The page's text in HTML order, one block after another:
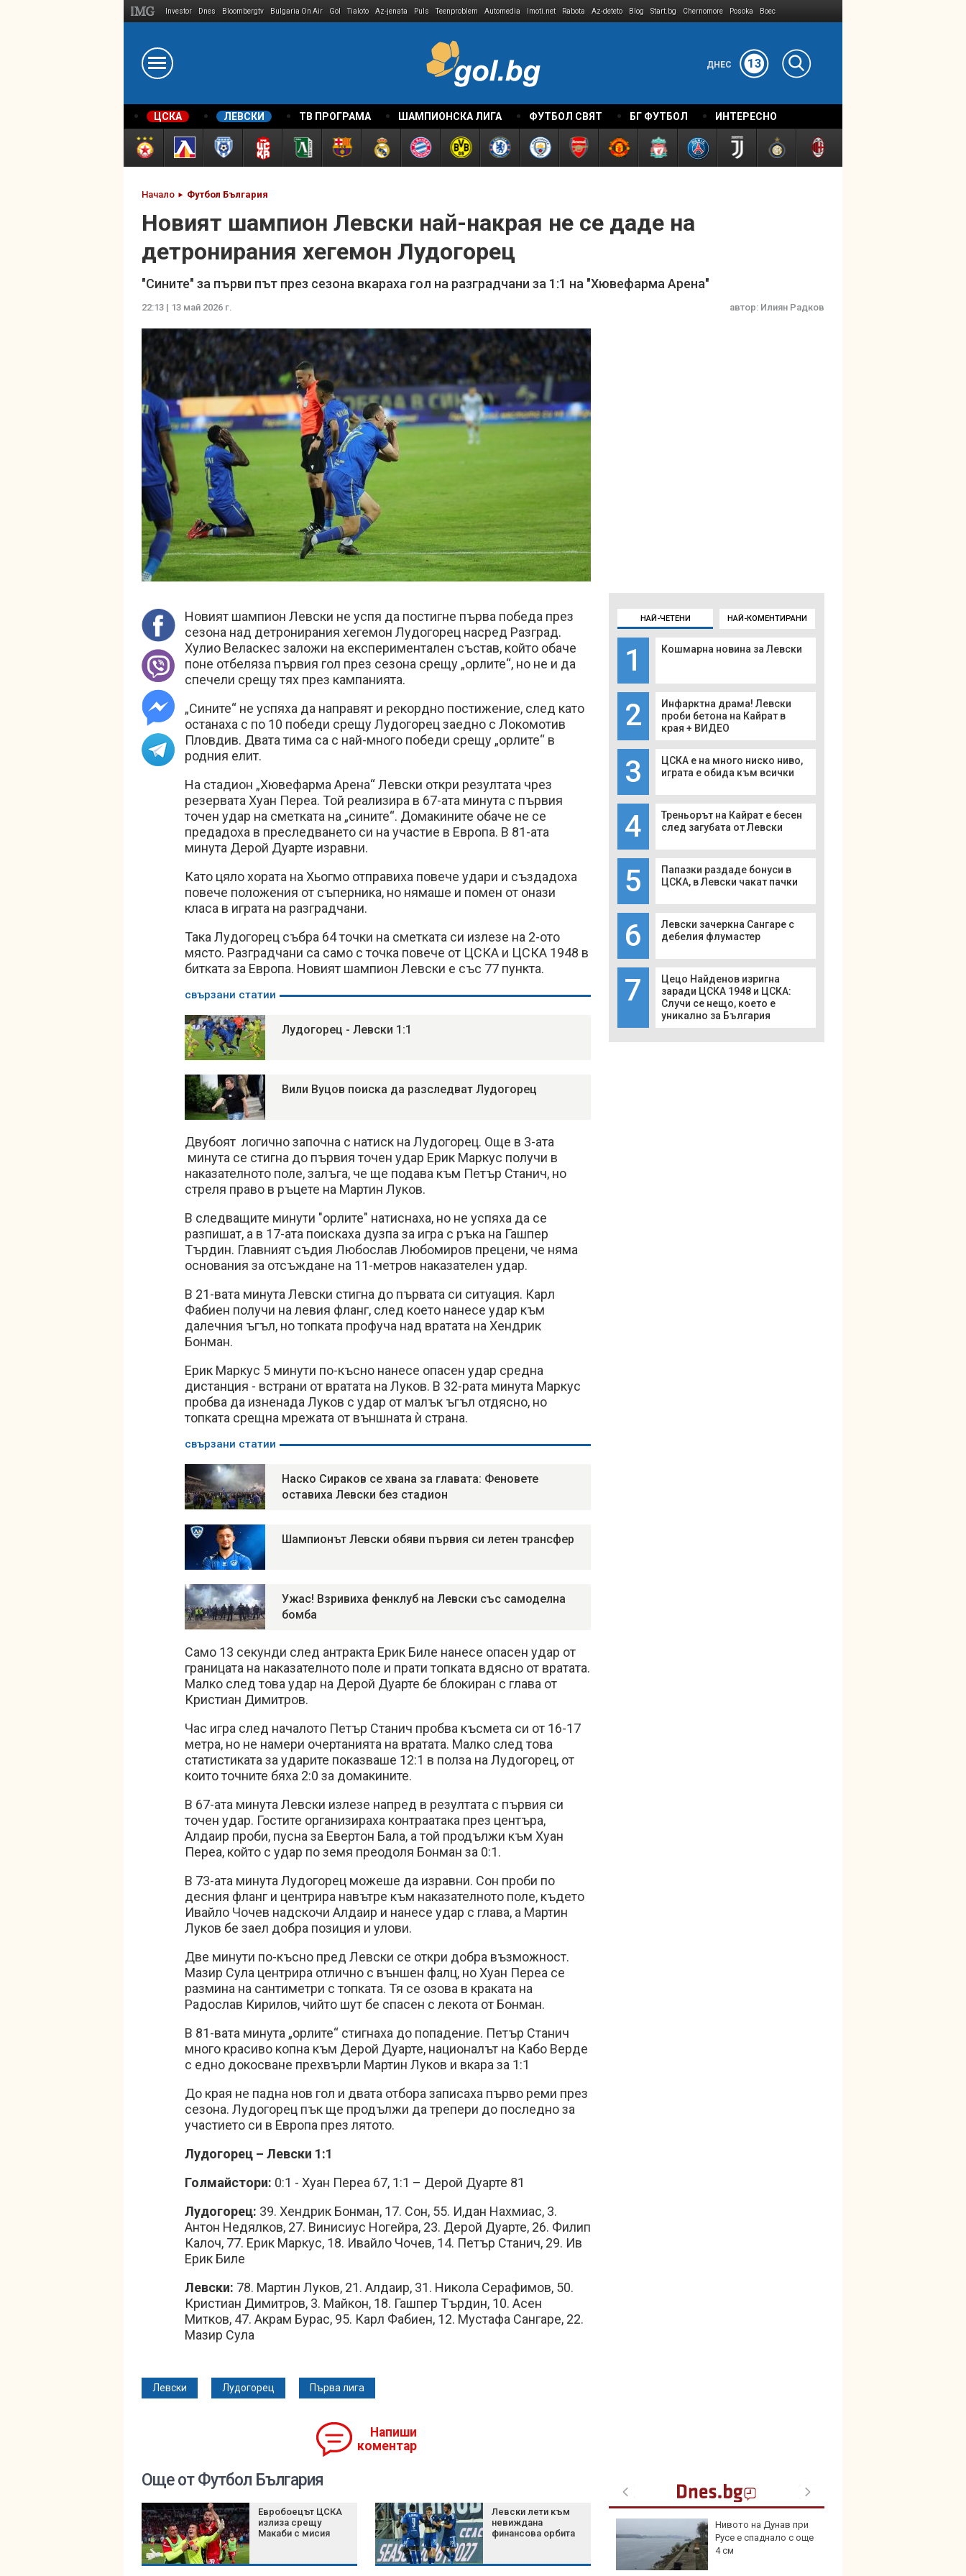
Investor Dnes Bloombergtv Bulgaria On Air Gol Tialoto Az-jenata Puls Teenproblem Automedia Imoti.net Rabota Az-deteto Blog Start.bg Chernomore Posoka Boec
ДНЕС 13
ЦСКА ЛЕВСКИ ТВ ПРОГРАМА ШАМПИОНСКА ЛИГА ФУТБОЛ СВЯТ БГ ФУТБОЛ ИНТЕРЕСНО
Начало Футбол България
Новият шампион Левски най-накрая не се даде на
детронирания хегемон Лудогорец
"Сините" за първи път през сезона вкараха гол на разградчани за 1:1 на "Хювефарма Арена"
22:13 | 13 май 2026 г. автор: Илиян Радков
Новият шампион Левски не успя да постигне първа победа през
сезона над детронирания хегемон Лудогорец насред Разград.
Хулио Веласкес заложи на експериментален състав, който обаче
поне отбеляза първия гол през сезона срещу „орлите“, но не и да
спечели срещу тях през кампанията.
„Сините“ не успяха да направят и рекордно постижение, след като
останаха с по 10 победи срещу Лудогорец заедно с Локомотив
Пловдив. Двата тима са с най-много победи срещу „орлите“ в
родния елит.
На стадион „Хювефарма Арена“ Левски откри резултата чрез
резервата Хуан Переа. Той реализира в 67-ата минута с първия
точен удар на сметката на „сините“. Домакините обаче не се
предадоха в преследването си на участие в Европа. В 81-ата
минута Дерой Дуарте изравни.
Като цяло хората на Хьогмо отправиха повече удари и създадоха
повече положения от съперника, но нямаше и помен от онази
класа в играта на разградчани.
Така Лудогорец събра 64 точки на сметката си излезе на 2-ото
място. Разградчани са само с точка повече от ЦСКА и ЦСКА 1948 в
битката за Европа. Новият шампион Левски е със 77 пункта.
свързани статии
Лудогорец - Левски 1:1
Вили Вуцов поиска да разследват Лудогорец
Двубоят логично започна с натиск на Лудогорец. Още в 3-ата
минута се стигна до първия точен удар Ерик Маркус получи в
наказателното поле, залъга, че ще подава към Петър Станич, но
стреля право в ръцете на Мартин Луков.
В следващите минути "орлите" натиснаха, но не успяха да се
разпишат, а в 17-ата поискаха дузпа за игра с ръка на Гашпер
Търдин. Главният съдия Любослав Любомиров прецени, че няма
основания за отсъждане на 11-метров наказателен удар.
В 21-вата минута Левски стигна до първата си ситуация. Карл
Фабиен получи на левия фланг, след което нанесе удар към
далечния ъгъл, но топката профуча над вратата на Хендрик
Бонман.
Ерик Маркус 5 минути по-късно нанесе опасен удар средна
дистанция - встрани от вратата на Луков. В 32-рата минута Маркус
пробва да изненада Луков с удар от малък ъгъл отдясно, но
топката срещна мрежата от външната ѝ страна.
свързани статии
Наско Сираков се хвана за главата: Феновете
оставиха Левски без стадион
Шампионът Левски обяви първия си летен трансфер
Ужас! Взривиха фенклуб на Левски със самоделна
бомба
Само 13 секунди след антракта Ерик Биле нанесе опасен удар от
границата на наказателното поле и прати топката вдясно от вратата.
Малко след това удар на Дерой Дуарте бе блокиран с глава от
Кристиан Димитров.
Час игра след началото Петър Станич пробва късмета си от 16-17
метра, но не намери очертанията на вратата. Малко след това
статистиката за ударите показваше 12:1 в полза на Лудогорец, от
които точните бяха 2:0 за домакините.
В 67-ата минута Левски излезе напред в резултата с първия си
точен удар. Гостите организираха контраатака през центъра,
Алдаир проби, пусна за Евертон Бала, а той продължи към Хуан
Переа, който с удар по земя преодоля Бонман за 0:1.
В 73-ата минута Лудогорец можеше да изравни. Сон проби по
десния фланг и центрира навътре към наказателното поле, където
Ивайло Чочев надскочи Алдаир и нанесе удар с глава, а Мартин
Луков бе заел добра позиция и улови.
Две минути по-късно пред Левски се откри добра възможност.
Мазир Сула центрира отлично с външен фалц, но Хуан Переа се
размина на сантиметри с топката. Тя се озова в краката на
Радослав Кирилов, чийто шут бе спасен с лекота от Бонман.
В 81-вата минута „орлите“ стигнаха до попадение. Петър Станич
много красиво копна към Дерой Дуарте, националът на Кабо Верде
с едно докосване прехвърли Мартин Луков и вкара за 1:1
До края не падна нов гол и двата отбора записаха първо реми през
сезона. Лудогорец пък ще продължи да трепери до последно за
участието си в Европа през лятото.
Лудогорец – Левски 1:1
Голмайстори: 0:1 - Хуан Переа 67, 1:1 – Дерой Дуарте 81
Лудогорец: 39. Хендрик Бонман, 17. Сон, 55. И,дан Нахмиас, 3.
Антон Недялков, 27. Винисиус Ногейра, 23. Дерой Дуарте, 26. Филип
Калоч, 77. Ерик Маркус, 18. Ивайло Чочев, 14. Петър Станич, 29. Ив
Ерик Биле
Левски: 78. Мартин Луков, 21. Алдаир, 31. Никола Серафимов, 50.
Кристиан Димитров, 3. Майкон, 18. Гашпер Търдин, 10. Асен
Митков, 47. Акрам Бурас, 95. Карл Фабиен, 12. Мустафа Сангаре, 22.
Мазир Сула
Левски Лудогорец Първа лига
Напиши
коментар
НАЙ-ЧЕТЕНИ НАЙ-КОМЕНТИРАНИ
1 Кошмарна новина за Левски
2
Инфарктна драма! Левски
проби бетона на Кайрат в
края + ВИДЕО
3
ЦСКА е на много ниско ниво,
играта е обида към всички
4
Треньорът на Кайрат е бесен
след загубата от Левски
5
Папазки раздаде бонуси в
ЦСКА, в Левски чакат пачки
6
Левски зачеркна Сангаре с
дебелия флумастер
7
Цецо Найденов изригна
заради ЦСКА 1948 и ЦСКА:
Случи се нещо, което е
уникално за България
Още от Футбол България
Евробоецът ЦСКА
излиза срещу
Макаби с мисия
Левски лети към
невиждана
финансова орбита
Тази зодия прави най-
голямото завръщане
според астролог
Нивото на Дунав при
Русе е спаднало с още
4 см